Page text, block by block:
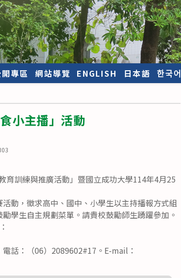
專區 網站導覽 ENGLISH 日本語 한국어
小主播」活動
育訓練與推廣活動」暨國立成功大學114年4月25
動，徵求高中、國中、小學生以主持播報方式組
學生自主規劃菜單。請貴校鼓勵師生踴躍參加。
話：（06）2089602#17。E-mail：